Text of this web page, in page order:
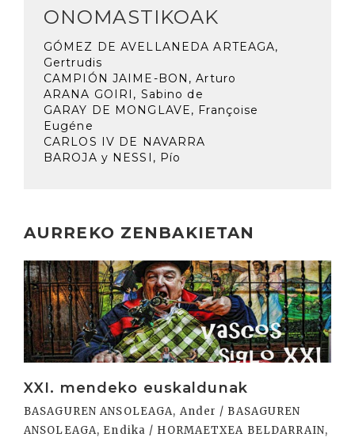
ONOMASTIKOAK
GÓMEZ DE AVELLANEDA ARTEAGA,
Gertrudis
CAMPIÓN JAIME-BON, Arturo
ARANA GOIRI, Sabino de
GARAY DE MONGLAVE, Françoise
Eugéne
CARLOS IV DE NAVARRA
BAROJA y NESSI, Pío
AURREKO ZENBAKIETAN
XXI. mendeko euskaldunak
BASAGUREN ANSOLEAGA, Ander / BASAGUREN
ANSOLEAGA, Endika / HORMAETXEA BELDARRAIN,
Irakurri